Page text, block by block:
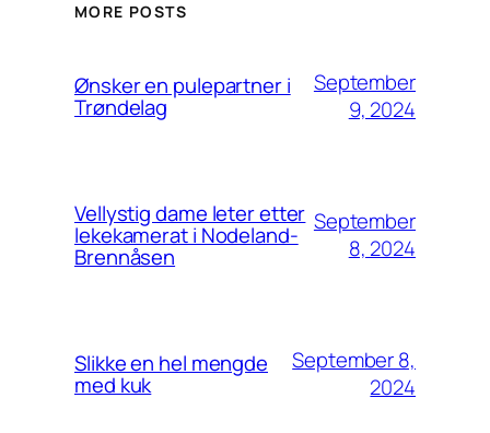
MORE POSTS
Ønsker en pulepartner i
Trøndelag
September
9, 2024
Vellystig dame leter etter
lekekamerat i Nodeland-
Brennåsen
September
8, 2024
Slikke en hel mengde
med kuk
September 8,
2024